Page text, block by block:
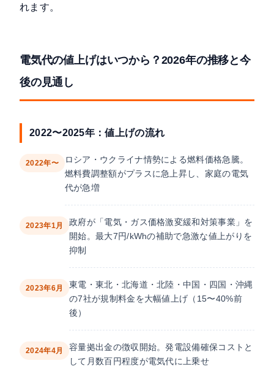
れます。
電気代の値上げはいつから？2026年の推移と今
後の見通し
2022〜2025年：値上げの流れ
2022年〜
ロシア・ウクライナ情勢による燃料価格急騰。
燃料費調整額がプラスに急上昇し、家庭の電気
代が急増
2023年1月
政府が「電気・ガス価格激変緩和対策事業」を
開始。最大7円/kWhの補助で急激な値上がりを
抑制
2023年6月
東電・東北・北海道・北陸・中国・四国・沖縄
の7社が規制料金を大幅値上げ（15〜40%前
後）
2024年4月
容量拠出金の徴収開始。発電設備確保コストと
して月数百円程度が電気代に上乗せ